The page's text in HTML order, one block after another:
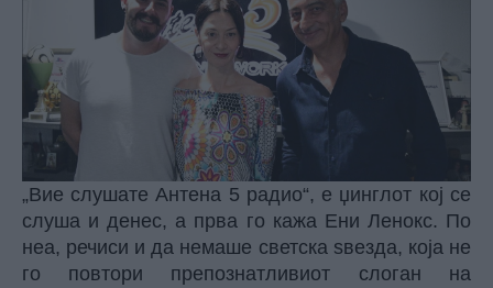
„Вие слушате Антена 5 радио“, е џинглот кој се
слуша и денес, а прва го кажа Ени Ленокс. По
неа, речиси и да немаше светска ѕвезда, која не
го повтори препознатливиот слоган на